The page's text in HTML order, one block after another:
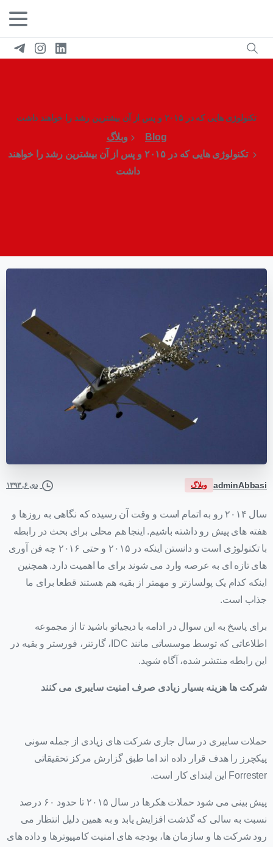
تکنولوژی هایی که در ۲۰۱۵ و پس از آن بیشترین رشد را خواهند داشت
Blog
وبلاگ
تکنولوژی هایی که در ۲۰۱۵ و پس از آن بیشترین رشد را خواهند
داشت
adminAbbasi وبلاگ دی ۶, ۱۳۹۳
سال ۲۰۱۴ رو به اتمام است و وقت آن رسیده که نگاهی به روزها و
هفته های پیش رو داشته باشیم. اینجا هم محلی برای بحث در رابطه
با تکنولوژی است و دانستن اینکه در ۲۰۱۵ و حتی ۲۰۱۶ چه فن آوری
های تازه ای به عرصه وارد می شوند برای ما اهمیت دارد. همچنین
اینکه کدام یک پولسازتر و مهمتر از بقیه هم هستند قطعا برای ما
جذاب است.
برای پاسخ به این سوال در ادامه با دیجیاتو باشید تا از مجموعه
اطلاعاتی که توسط موسساتی مانند IDC، گارتنر، فورستر و بقیه در
این رابطه منتشر شده، آگاه شوید.
شرکت ها هزینه بسیار زیادی صرف امنیت سایبری می کنند
حملات سایبری در سال جاری شرکت های زیادی از جمله سونی
پیکچرز را هدف قرار داده اند اما طبق گزارش مرکز تحقیقاتی
Forrester این ابتدای کار است.
پیش بینی می شود حملات هکرها در سال ۲۰۱۵ تا حدود ۶۰ درصد
نسبت به سالی که گذشت افزایش یابد و به همین دلیل انتظار می
رود شرکت ها و سازمان ها، بودجه های امنیت کامپیوترها و داده های